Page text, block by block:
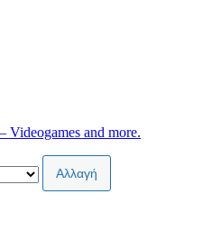
Videogames and more.